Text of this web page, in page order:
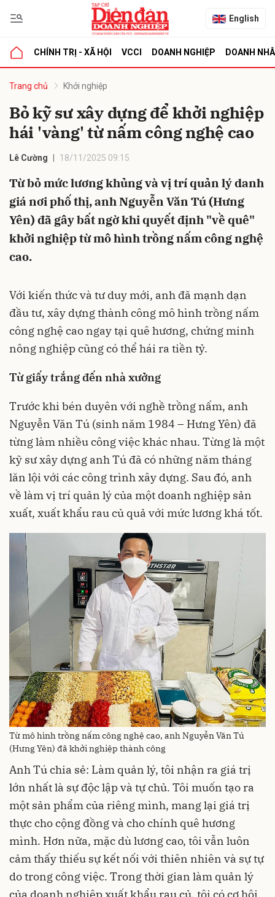
English
CHÍNH TRỊ - XÃ HỘI VCCI DOANH NGHIỆP DOANH
Trang chủ Khởi nghiệp
Bỏ kỹ sư xây dựng để khởi nghiệp
hái 'vàng' từ nấm công nghệ cao
Lê Cường 18/11/2025 09:15
Từ bỏ mức lương khủng và vị trí quản lý danh
giá nơi phố thị, anh Nguyễn Văn Tú (Hưng
Yên) đã gây bất ngờ khi quyết định "về quê"
khởi nghiệp từ mô hình trồng nấm công nghệ
cao.
Với kiến thức và tư duy mới, anh đã mạnh dạn
đầu tư, xây dựng thành công mô hình trồng nấm
công nghệ cao ngay tại quê hương, chứng minh
nông nghiệp cũng có thể hái ra tiền tỷ.
Từ giấy trắng đến nhà xưởng
Trước khi bén duyên với nghề trồng nấm, anh
Nguyễn Văn Tú (sinh năm 1984 – Hưng Yên) đã
từng làm nhiều công việc khác nhau. Từng là một
kỹ sư xây dựng anh Tú đã có những năm tháng
lăn lội với các công trình xây dựng. Sau đó, anh
về làm vị trí quản lý của một doanh nghiệp sản
xuất, xuất khẩu rau củ quả với mức lương khá tốt.
Từ mô hình trồng nấm công nghệ cao, anh Nguyễn Văn Tú
(Hưng Yên) đã khởi nghiệp thành công
Anh Tú chia sẻ: Làm quản lý, tôi nhận ra giá trị
lớn nhất là sự độc lập và tự chủ. Tôi muốn tạo ra
một sản phẩm của riêng mình, mang lại giá trị
thực cho cộng đồng và cho chính quê hương
mình. Hơn nữa, mặc dù lương cao, tôi vẫn luôn
cảm thấy thiếu sự kết nối với thiên nhiên và sự tự
do trong công việc. Trong thời gian làm quản lý
của doanh nghiệp xuất khẩu rau củ, tôi có cơ hội
luận
Hủy